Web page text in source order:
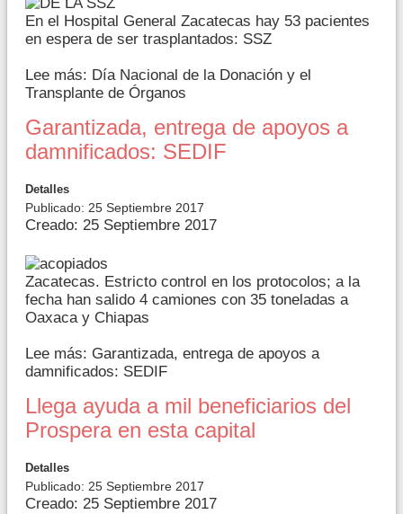
En el Hospital General Zacatecas hay 53 pacientes
en espera de ser trasplantados: SSZ
Lee más: Día Nacional de la Donación y el
Transplante de Órganos
Garantizada, entrega de apoyos a
damnificados: SEDIF
Detalles
Publicado: 25 Septiembre 2017
Creado: 25 Septiembre 2017
Zacatecas. Estricto control en los protocolos; a la
fecha han salido 4 camiones con 35 toneladas a
Oaxaca y Chiapas
Lee más: Garantizada, entrega de apoyos a
damnificados: SEDIF
Llega ayuda a mil beneficiarios del
Prospera en esta capital
Detalles
Publicado: 25 Septiembre 2017
Creado: 25 Septiembre 2017